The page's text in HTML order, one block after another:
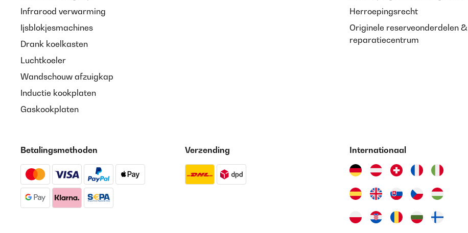
Infrarood verwarming
Ijsblokjesmachines
Drank koelkasten
Luchtkoeler
Wandschouw afzuigkap
Inductie kookplaten
Gaskookplaten
Herroepingsrecht
Originele reserveonderdelen &
reparatiecentrum
Betalingsmethoden Verzending Internationaal